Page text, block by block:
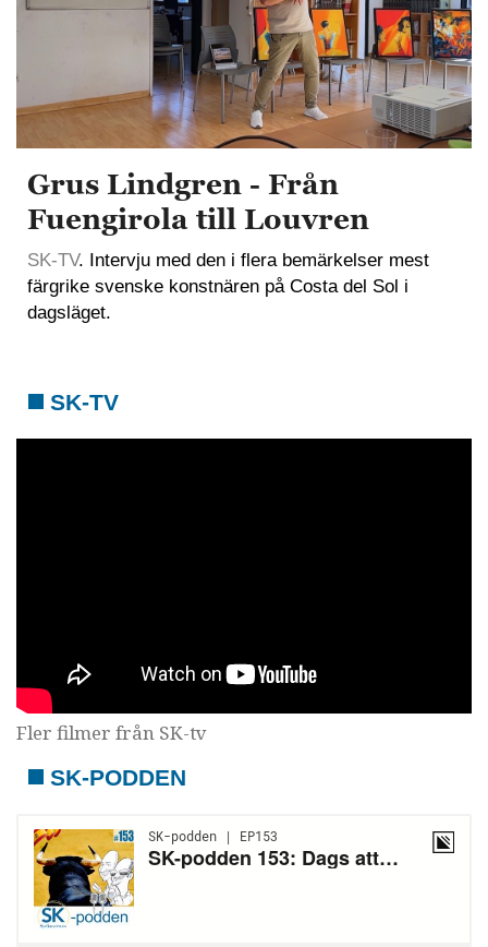
Grus Lindgren - Från
Fuengirola till Louvren
SK-TV. Intervju med den i flera bemärkelser mest
färgrike svenske konstnären på Costa del Sol i
dagsläget.
SK-TV
Fler filmer från SK-tv
SK-PODDEN